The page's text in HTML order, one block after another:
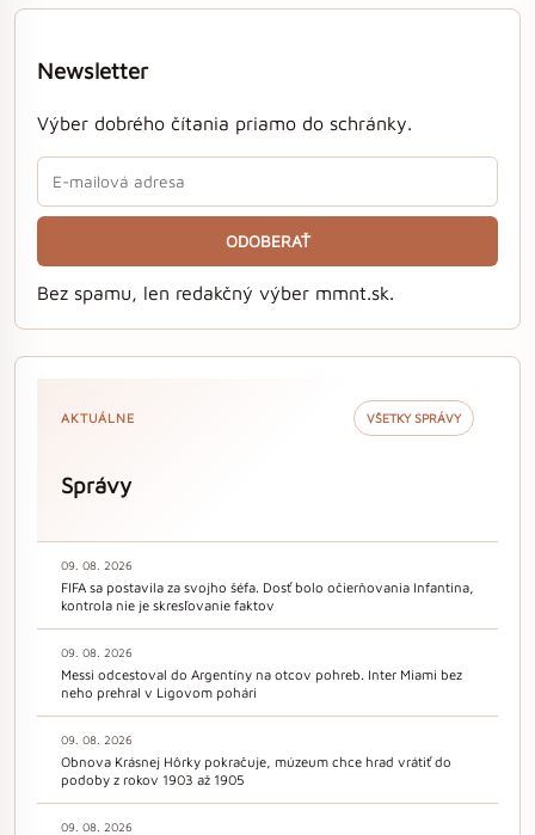
Newsletter
Výber dobrého čítania priamo do schránky.
ODOBERAŤ
Bez spamu, len redakčný výber mmnt.sk.
AKTUÁLNE VŠETKY SPRÁVY
Správy
09. 08. 2026
FIFA sa postavila za svojho šéfa. Dosť bolo očierňovania Infantina,
kontrola nie je skresľovanie faktov
09. 08. 2026
Messi odcestoval do Argentíny na otcov pohreb. Inter Miami bez
neho prehral v Ligovom pohári
09. 08. 2026
Obnova Krásnej Hôrky pokračuje, múzeum chce hrad vrátiť do
podoby z rokov 1903 až 1905
09. 08. 2026